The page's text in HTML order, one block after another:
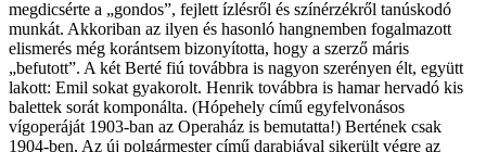
megdicsérte a „gondos”, fejlett ízlésről és színérzékről tanúskodó
munkát. Akkoriban az ilyen és hasonló hangnemben fogalmazott
elismerés még korántsem bizonyította, hogy a szerző máris
„befutott”. A két Berté fiú továbbra is nagyon szerényen élt, együtt
lakott: Emil sokat gyakorolt. Henrik továbbra is hamar hervadó kis
balettek sorát komponálta. (Hópehely című egyfelvonásos
vígoperáját 1903-ban az Operaház is bemutatta!) Bertének csak
1904-ben, Az új polgármester című darabjával sikerült végre az